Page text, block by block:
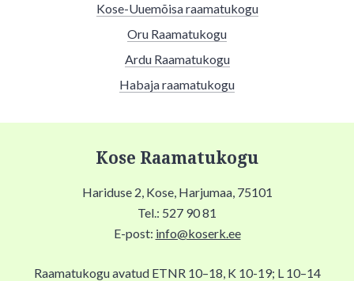
Kose-Uuemõisa raamatukogu
Oru Raamatukogu
Ardu Raamatukogu
Habaja raamatukogu
Kose Raamatukogu
Hariduse 2, Kose, Harjumaa, 75101
Tel.: 527 90 81
E-post: info@koserk.ee
Raamatukogu avatud ETNR 10–18, K 10-19; L 10–14